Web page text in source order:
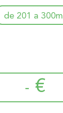
de 201 a 300m
- €